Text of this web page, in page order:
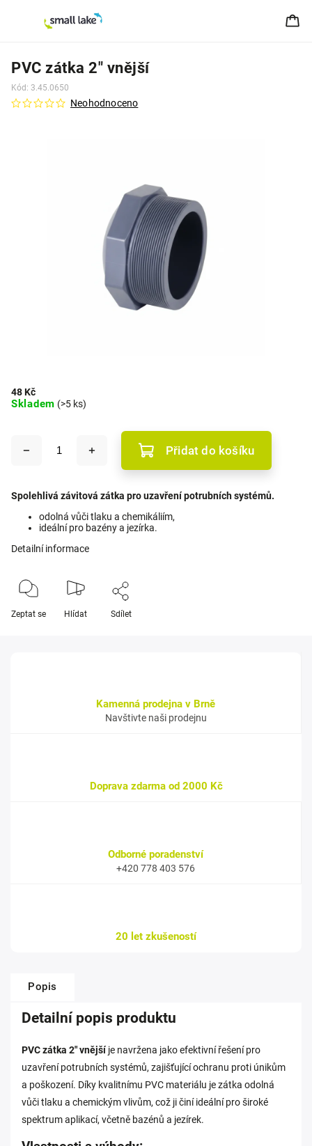
PVC zátka 2" vnější
Kód: 3.45.0650
Neohodnoceno
48 Kč
Skladem (>5 ks)
Přidat do košíku
Spolehlivá závitová zátka pro uzavření potrubních systémů.
odolná vůči tlaku a chemikáliím,
ideální pro bazény a jezírka.
Detailní informace
Zeptat se Hlídat Sdílet
Kamenná prodejna v Brně
Navštivte naši prodejnu
Doprava zdarma od 2000 Kč
Odborné poradenství
+420 778 403 576
20 let zkušeností
Popis
Detailní popis produktu
PVC zátka 2" vnějšíje navržena jako efektivní řešení pro
uzavření potrubních systémů, zajišťující ochranu proti únikům
a poškození. Díky kvalitnímu PVC materiálu je zátka odolná
vůči tlaku a chemickým vlivům, což ji činí ideální pro široké
spektrum aplikací, včetně bazénů a jezírek.